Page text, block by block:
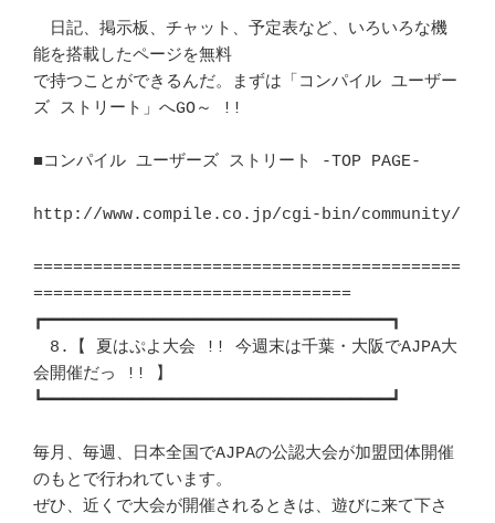
日記、掲示板、チャット、予定表など、いろいろな機
能を搭載したページを無料
で持つことができるんだ。まずは「コンパイル ユーザー
ズ ストリート」へGO～ !!
■コンパイル ユーザーズ ストリート -TOP PAGE-
http://www.compile.co.jp/cgi-bin/community/
===========================================
================================
┏━━━━━━━━━━━━━━━━━━━━━━━━━━━━━━━━━━━┓
8.【 夏はぷよ大会 !! 今週末は千葉・大阪でAJPA大
会開催だっ !! 】
┗━━━━━━━━━━━━━━━━━━━━━━━━━━━━━━━━━━━┛
毎月、毎週、日本全国でAJPAの公認大会が加盟団体開催
のもとで行われています。
ぜひ、近くで大会が開催されるときは、遊びに来て下さ